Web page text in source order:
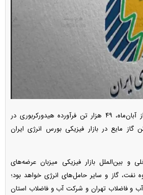
در پنجمین روز از آبان‌ماه، ۴۹ هزار تن فرآورده هیدورکربوری در
و ۱۰۲ هزار تن گاز مایع در بازار فیزیکی بورس انرژی ایران
و بین‌الملل بازار فیزیکی میزبان عرضه‌های
نفت، گاز و سایر حامل‌های انرژی خواهد بود؛
و فاضلاب تهران و شرکت آب و فاضلاب استان